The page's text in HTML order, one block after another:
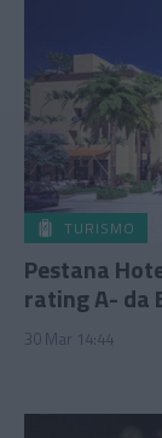
TURISMO
Pestana
rating A- da
30 Mar 14:44